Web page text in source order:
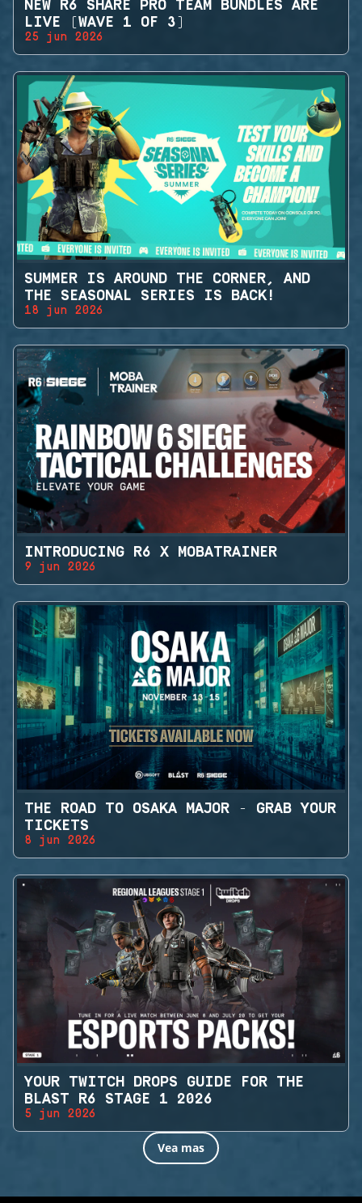
NEW R6 SHARE PRO TEAM BUNDLES ARE
LIVE (WAVE 1 OF 3)
25 jun 2026
SUMMER IS AROUND THE CORNER, AND
THE SEASONAL SERIES IS BACK!
18 jun 2026
INTRODUCING R6 X MOBATRAINER
9 jun 2026
THE ROAD TO OSAKA MAJOR - GRAB YOUR
TICKETS
8 jun 2026
YOUR TWITCH DROPS GUIDE FOR THE
BLAST R6 STAGE 1 2026
5 jun 2026
Vea mas